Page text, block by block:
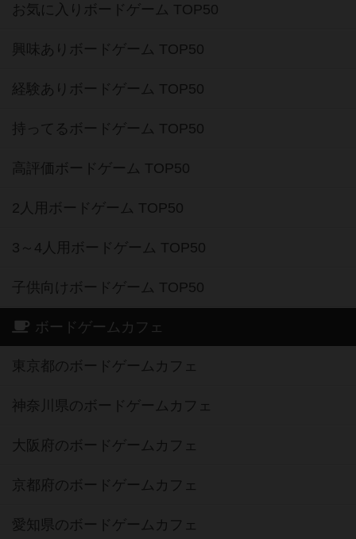
お気に入りボードゲーム TOP50
興味ありボードゲーム TOP50
経験ありボードゲーム TOP50
持ってるボードゲーム TOP50
高評価ボードゲーム TOP50
2人用ボードゲーム TOP50
3～4人用ボードゲーム TOP50
子供向けボードゲーム TOP50
ボードゲームカフェ
東京都のボードゲームカフェ
神奈川県のボードゲームカフェ
大阪府のボードゲームカフェ
京都府のボードゲームカフェ
愛知県のボードゲームカフェ